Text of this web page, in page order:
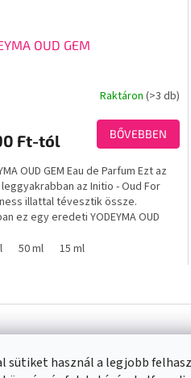
sütiket használ a legjobb
OUD GEM
Raktáron(>3 db)
Ft-tól BŐVEBBEN
OUD GEM Eau de Parfum Ezt az
az Initio - Oud For
illattal tévesztik össze.
ez egy eredeti YODEYMA OUD
50 ml 15 ml